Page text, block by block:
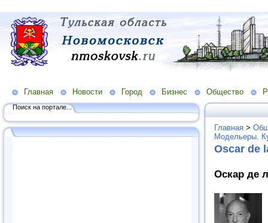
Главная Новости Город Бизнес Общество
Поиск на портале...
Главная >
Модельеры.
Oscar de
Оскар де